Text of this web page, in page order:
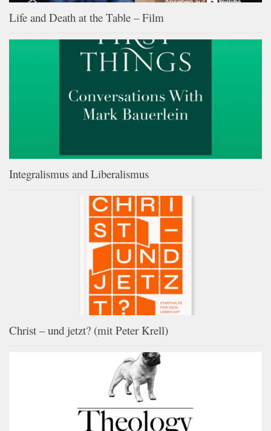
Life and Death at the Table – Film
Integralismus and Liberalismus
Christ – und jetzt? (mit Peter Krell)